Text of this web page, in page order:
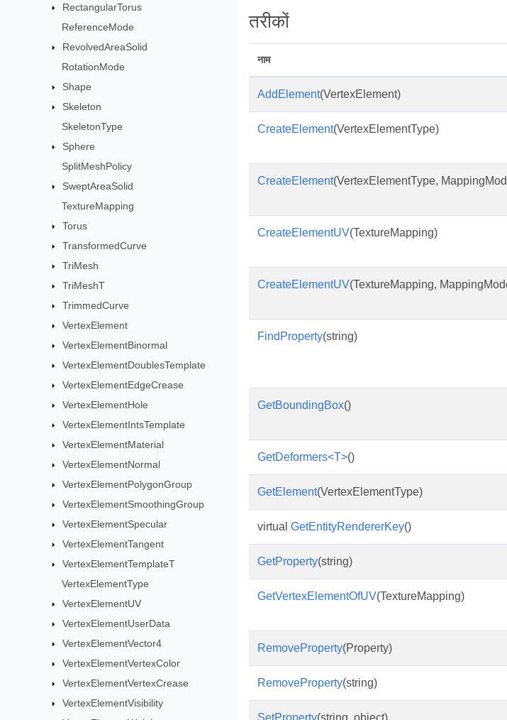
RectangularTorus
ReferenceMode
RevolvedAreaSolid
RotationMode
Shape
Skeleton
SkeletonType
Sphere
SplitMeshPolicy
SweptAreaSolid
TextureMapping
Torus
TransformedCurve
TriMesh
TriMeshT
TrimmedCurve
VertexElement
VertexElementBinormal
VertexElementDoublesTemplate
VertexElementEdgeCrease
VertexElementHole
VertexElementIntsTemplate
VertexElementMaterial
VertexElementNormal
VertexElementPolygonGroup
VertexElementSmoothingGroup
VertexElementSpecular
VertexElementTangent
VertexElementTemplateT
VertexElementType
VertexElementUV
VertexElementUserData
VertexElementVector4
VertexElementVertexColor
VertexElementVertexCrease
VertexElementVisibility
तरीकों
नाम
AddElement(VertexElement)
CreateElement(VertexElementType)
CreateElement(VertexElementType,
CreateElementUV(TextureMapping)
CreateElementUV(TextureMapping,
FindProperty(string)
GetBoundingBox()
GetDeformers<T>()
GetElement(VertexElementType)
virtual GetEntityRendererKey()
GetProperty(string)
GetVertexElementOfUV(TextureMapping)
RemoveProperty(Property)
RemoveProperty(string)
SetProperty(string, object)